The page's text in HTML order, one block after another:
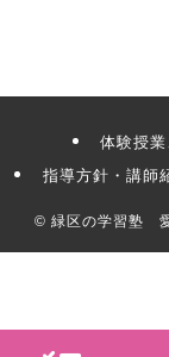
体験授
指導方針・講師
© 緑区の学習塾